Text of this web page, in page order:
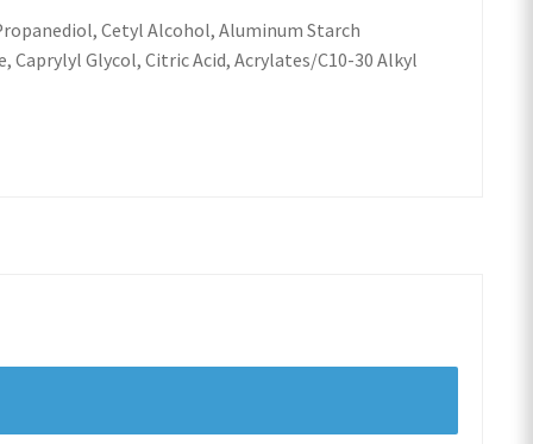
Cetyl Alcohol, Aluminum Starch
Caprylyl Glycol, Citric Acid, Acrylates/C10-30 Alkyl